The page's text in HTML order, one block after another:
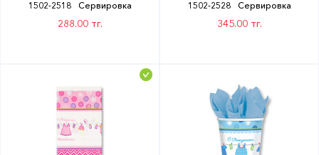
1502-2518 Сервировка
288.00 тг.
1502-2528 Сервировка
345.00 тг.